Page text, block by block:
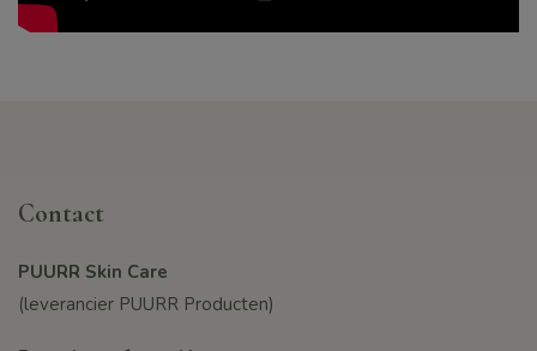
Contact
PUURR Skin Care
(leverancier PUURR Producten)